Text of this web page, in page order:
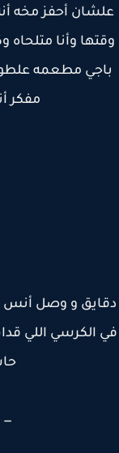
أحفز مخه أنه
وأنا متلحاه
مفكر
و وصل أنس
الكرسي اللي
—